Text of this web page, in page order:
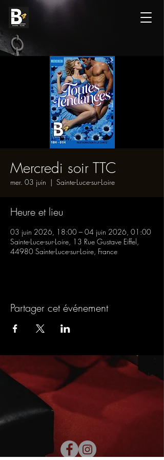
Mercredi soir TTC
mer. 03 juin
  |
Sainte-Luce-sur-Loire
Heure et lieu
03 juin 2026, 18:00 – 04 juin 2026, 01:00
Sainte-Luce-sur-Loire, 13 Rue Gustave Eiffel,
44980 Sainte-Luce-sur-Loire, France
Partager cet événement